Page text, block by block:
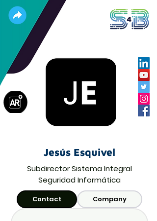
Jesús Esquivel
Subdirector Sistema Integral
Seguridad Informática
Contact Company